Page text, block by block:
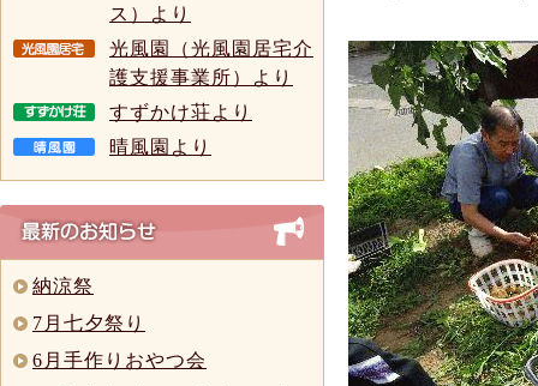
ス）より
光風園（光風園居宅介
護支援事業所）より
すずかけ荘より
晴風園より
納涼祭
7月七夕祭り
6月手作りおやつ会